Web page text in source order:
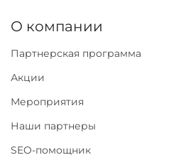
О компании
Партнерская программа
Акции
Мероприятия
Наши партнеры
SEO-помощник